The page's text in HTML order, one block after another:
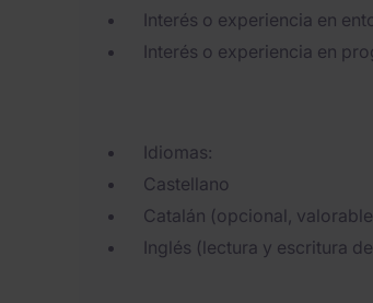
Interés o experiencia en
Interés o experiencia en
Idiomas:
Castellano
Catalán (opcional,
Inglés (lectura y escritura